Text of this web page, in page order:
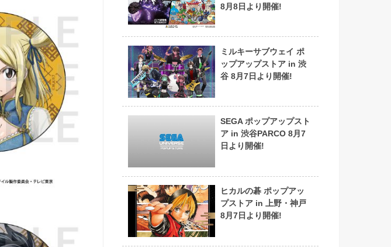
8月8日より開催!
ミルキーサブウェイ ポ
ップアップストア in 渋
谷 8月7日より開催!
SEGA ポップアップスト
ア in 渋谷PARCO 8月7
日より開催!
ヒカルの碁 ポップアッ
プストア in 上野・神戸
8月7日より開催!